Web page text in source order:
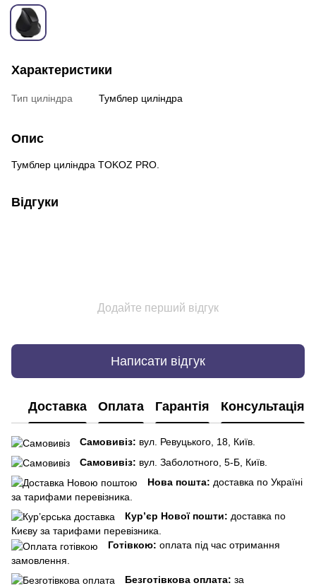
Характеристики
Тип циліндра Тумблер циліндра
Опис
Тумблер циліндра TOKOZ PRO.
Відгуки
Додайте перший відгук
Написати відгук
Доставка Оплата Гарантія Консультація
Самовивіз: вул. Ревуцького, 18, Київ.
Самовивіз: вул. Заболотного, 5-Б, Київ.
Нова пошта: доставка по Україні
за тарифами перевізника.
Кур’єр Нової пошти: доставка по
Києву за тарифами перевізника.
Готівкою: оплата під час отримання
замовлення.
Безготівкова оплата: за